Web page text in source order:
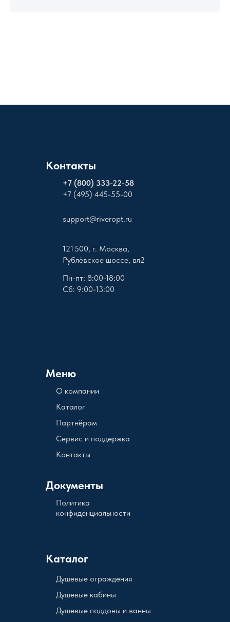
Контакты
+7 (800) 333-22-58
+7 (495) 445-55-00
support@riveropt.ru
Меню
121 500, г. Москва,
Рублёвское шоссе, вл2
О компании
Документы
Пн-пт: 8:00-18:00
Сб: 9:00-13:00
Каталог
Политика
конфиденциальности
Партнёрам
Сервис и поддержка
Контакты
Каталог
Душевые кабины
Душевые поддоны и ванны
Душевые ограждения